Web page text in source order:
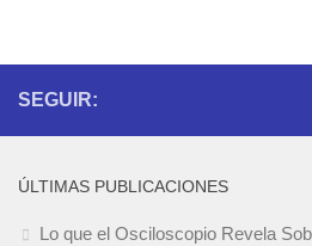
SEGUIR:
ÚLTIMAS PUBLICACIONES
Lo que el Osciloscopio Revela